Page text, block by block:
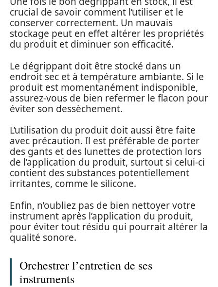
crucial de savoir comment l’utiliser et le
conserver correctement. Un mauvais
stockage peut en effet altérer les propriétés
du produit et diminuer son efficacité.
Le dégrippant doit être stocké dans un
endroit sec et à température ambiante. Si le
produit est momentanément indisponible,
assurez-vous de bien refermer le flacon pour
éviter son dessèchement.
L’utilisation du produit doit aussi être faite
avec précaution. Il est préférable de porter
des gants et des lunettes de protection lors
de l’application du produit, surtout si celui-ci
contient des substances potentiellement
irritantes, comme le silicone.
Enfin, n’oubliez pas de bien nettoyer votre
instrument après l’application du produit,
pour éviter tout résidu qui pourrait altérer la
qualité sonore.
Orchestrer l’entretien de ses
instruments